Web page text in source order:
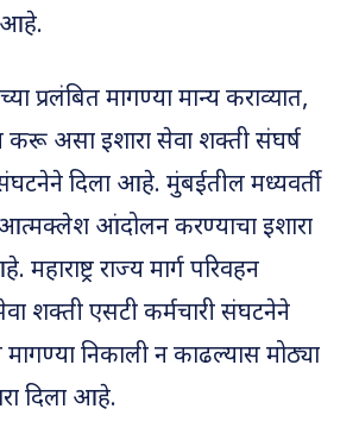
प्रलंबित मागण्या मान्य कराव्यात,
असा इशारा सेवा शक्ती संघर्ष
दिला आहे. मुंबईतील मध्यवर्ती
आत्मक्लेश आंदोलन करण्याचा इशारा
राज्य मार्ग परिवहन
शक्ती एसटी कर्मचारी संघटनेने
निकाली न काढल्यास मोठ्या
दिला आहे.